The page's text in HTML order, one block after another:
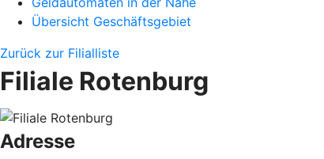
Übersicht Geschäftsgebiet
Zurück zur Filialliste
Filiale Rotenburg
Adresse